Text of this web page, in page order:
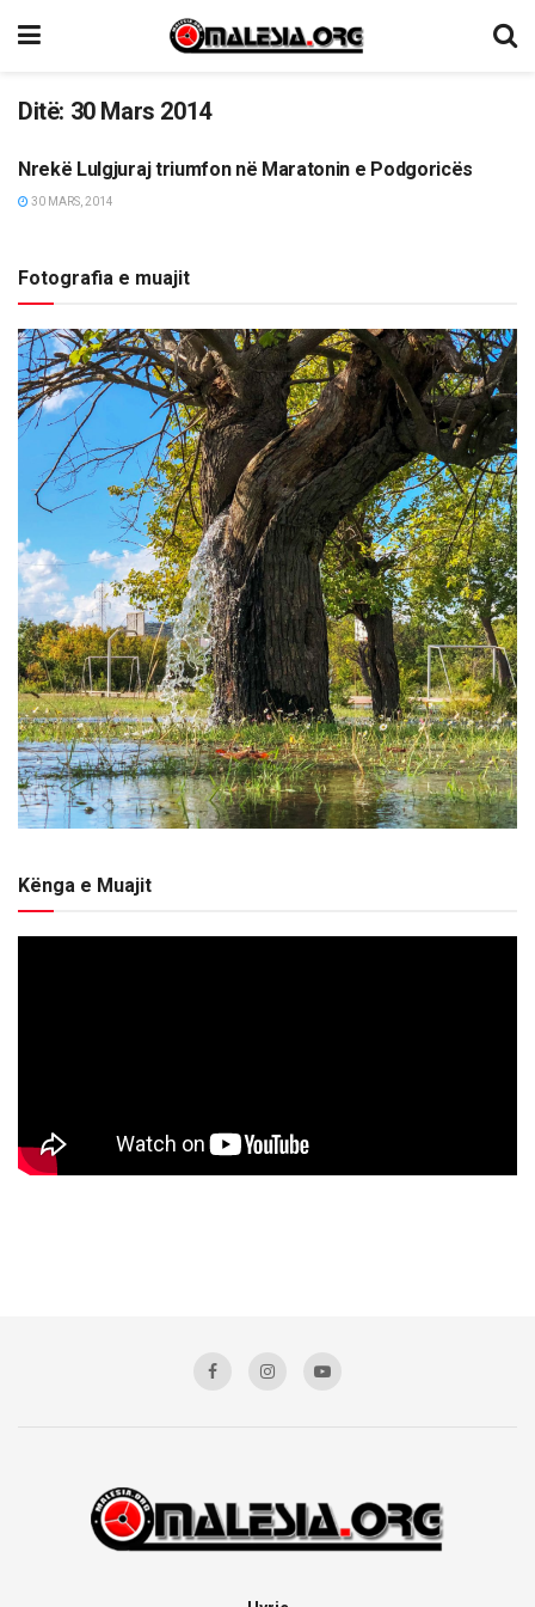
Ditë: 30 Mars 2014
SPORT
Nrekë Lulgjuraj triumfon në Maratonin e Podgoricës
30 MARS, 2014
Fotografia e muajit
Kënga e Muajit